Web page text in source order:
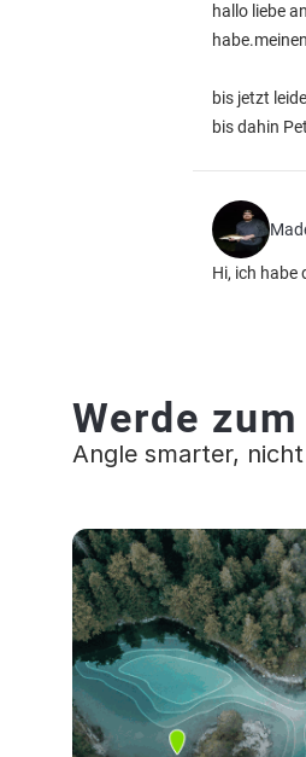
hallo liebe
bis jetzt
bis dahin
Hi, ich habe
Werde
Angle smarter,